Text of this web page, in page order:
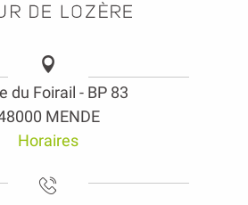
du Foirail - BP 83
MENDE
Horaires